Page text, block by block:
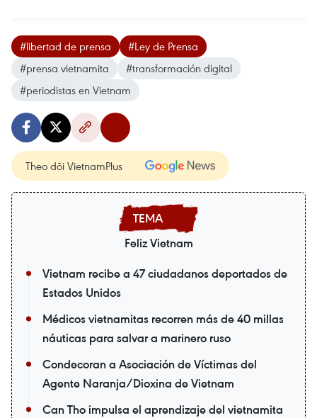
#libertad de prensa
#Ley de Prensa
#prensa vietnamita
#transformación digital
#periodistas en Vietnam
Theo dõi VietnamPlus
Feliz Vietnam
Vietnam recibe a 47 ciudadanos deportados de
Estados Unidos
Médicos vietnamitas recorren más de 40 millas
náuticas para salvar a marinero ruso
Condecoran a Asociación de Víctimas del
Agente Naranja/Dioxina de Vietnam
Can Tho impulsa el aprendizaje del vietnamita